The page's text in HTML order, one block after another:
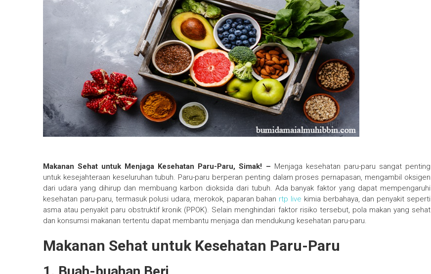
Makanan Sehat untuk Menjaga Kesehatan Paru-Paru, Simak! – Menjaga kesehatan paru-paru sangat penting
untuk kesejahteraan keseluruhan tubuh. Paru-paru berperan penting dalam proses pernapasan, mengambil oksigen
dari udara yang dihirup dan membuang karbon dioksida dari tubuh. Ada banyak faktor yang dapat mempengaruhi
kesehatan paru-paru, termasuk polusi udara, merokok, paparan bahan rtp live kimia berbahaya, dan penyakit seperti
asma atau penyakit paru obstruktif kronik (PPOK). Selain menghindari faktor risiko tersebut, pola makan yang sehat
dan konsumsi makanan tertentu dapat membantu menjaga dan mendukung kesehatan paru-paru.
Makanan Sehat untuk Kesehatan Paru-Paru